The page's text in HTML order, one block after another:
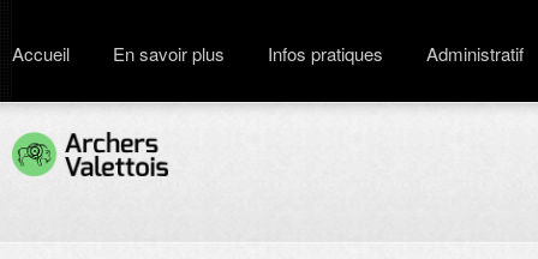
Accueil En savoir plus Infos pratiques Administratif